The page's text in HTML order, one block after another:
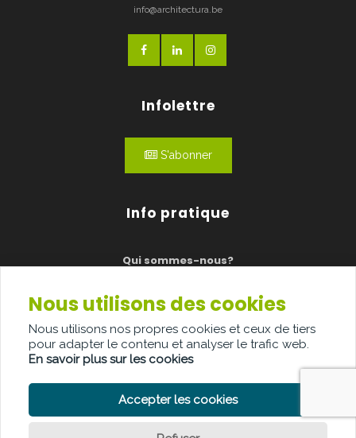
info@architectura.be
Infolettre
S'abonner
Info pratique
Qui sommes-nous?
POLITIQUE DE CONFIDENTIALITÉ
POLITIQUE DE COOKIE
Nous utilisons des cookies
Nous utilisons nos propres cookies et ceux de tiers
pour adapter le contenu et analyser le trafic web.
En savoir plus sur les cookies
Accepter les cookies